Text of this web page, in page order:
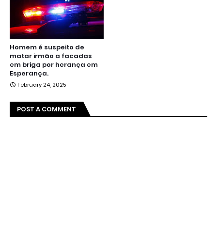
Homem é suspeito de
matar irmão a facadas
em briga por herança em
Esperança.
February 24, 2025
POST A COMMENT